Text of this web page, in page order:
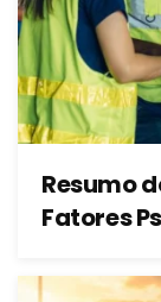
Resumo
Fatores